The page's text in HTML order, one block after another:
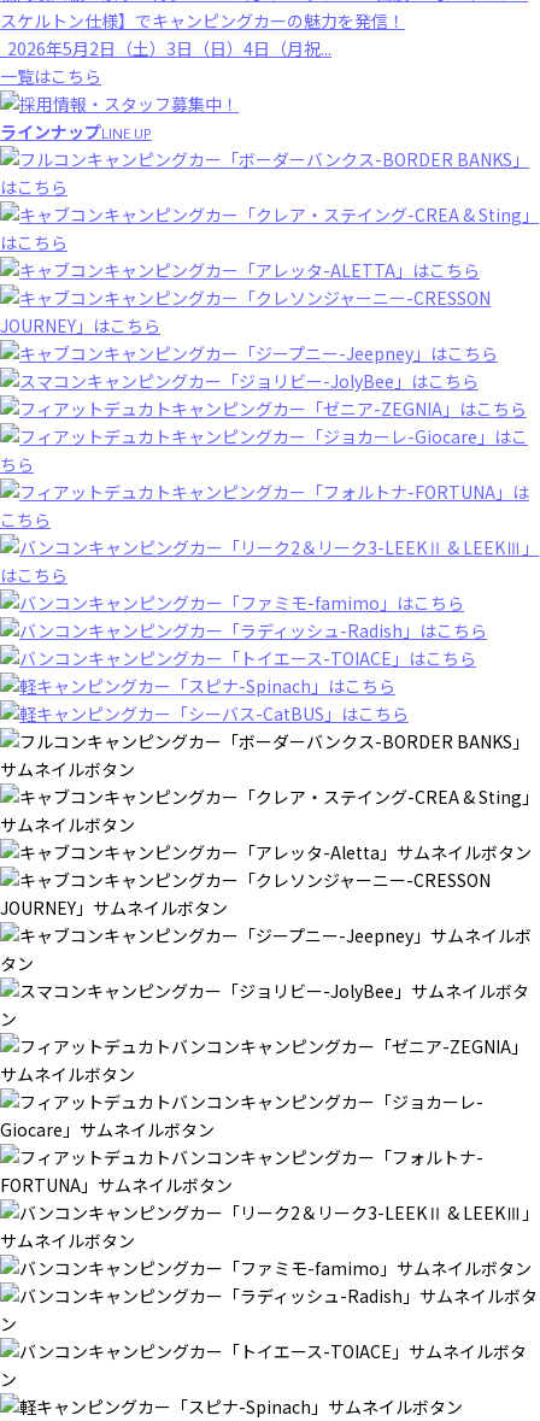
スケルトン仕様】でキャンピングカーの魅力を発信！
2026年5月2日（土）3日（日）4日（月祝...
一覧はこちら
ラインナップLINE UP